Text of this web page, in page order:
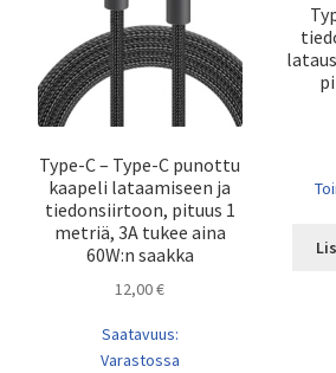
Type-C – Type-C punottu
kaapeli lataamiseen ja
tiedonsiirtoon, pituus 1
metriä, 3A tukee aina
60W:n saakka
12,00€
Saatavuus:
Varastossa